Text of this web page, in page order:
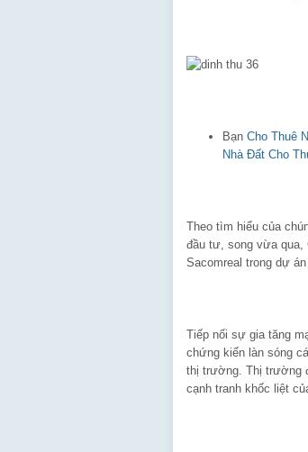
Bạn Cho Thuê
Nhà Đất Cho
Theo tìm hiểu của
đầu tư, song vừa qua,
Sacomreal trong dự
Tiếp nối sự gia tăng
chứng kiến làn sóng
thị trường. Thị trường
cạnh tranh khốc liệt